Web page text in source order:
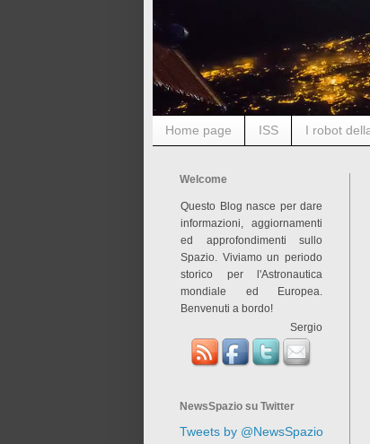
Home page ISS I robot
Welcome
Questo Blog nasce per dare
informazioni, aggiornamenti
ed approfondimenti sullo
Spazio. Viviamo un periodo
storico per l'Astronautica
mondiale ed Europea.
Benvenuti a bordo!
Sergio
NewsSpazio su Twitter
Tweets by @NewsSpazio